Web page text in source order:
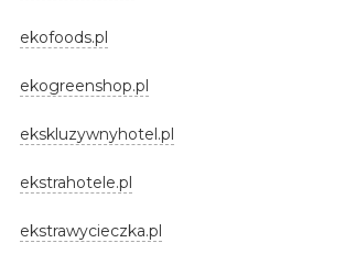
ekofoods.pl
ekogreenshop.pl
ekskluzywnyhotel.pl
ekstrahotele.pl
ekstrawycieczka.pl